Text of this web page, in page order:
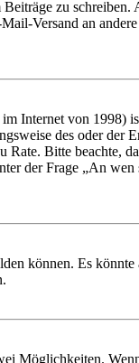
zu schreiben.
Versand an
Internet von 1998)
des oder der
Bitte beachte,
der Frage „An
können. Es
Möglichkeiten.